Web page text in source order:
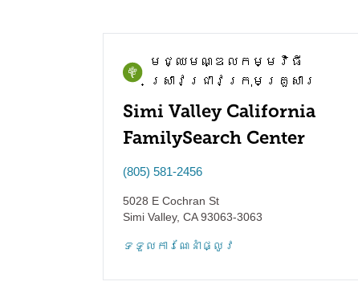
មជ្ឈមណ្ឌល​កម្មវិធី​
ស្រាវជ្រាវ​ក្រុមគ្រួសារ
Simi Valley California
FamilySearch Center
(805) 581-2456
5028 E Cochran St
Simi Valley, CA93063-3063
ទទួល​ការណែនាំ​ផ្លូវ